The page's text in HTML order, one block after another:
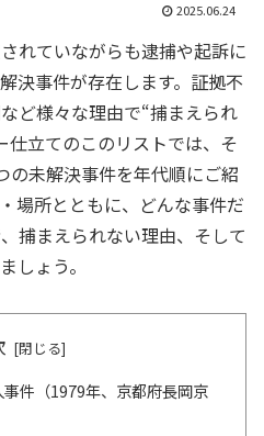
2025.06.24
れていながらも逮捕や起訴に
決事件が存在します。証拠不
ど様々な理由で“捕まえられ
仕立てのこのリストでは、そ
の未解決事件を年代順にご紹
場所とともに、どんな事件だ
捕まえられない理由、そして
しょう。
件（1979年、京都府長岡京